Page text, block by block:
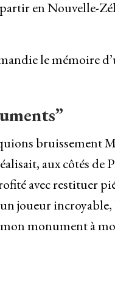
en Nouvelle-
le mémoire
bruissement
aux côtés
avec restituer
joueur
monument à